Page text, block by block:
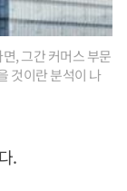
, 그간 커머스 부문
것이란 분석이 나
.